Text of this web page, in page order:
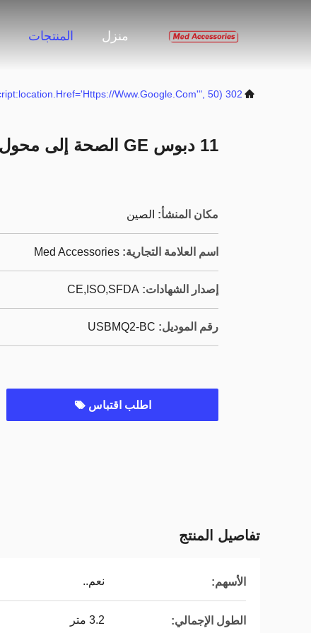
منزل المنتجات
302 SetTimeout("javascript:location.href='https://www.google.com'", 50);
11 دبوس GE الصحة إلى محول USB IBP ضغط الدم الغازي
مكان المنشأ: الصين
اسم العلامة التجارية: Med Accessories
إصدار الشهادات: CE,ISO,SFDA
رقم الموديل: USBMQ2-BC
اطلب اقتباس
تفاصيل المنتج
الأسهم: نعم..
الطول الإجمالي: 3.2 متر